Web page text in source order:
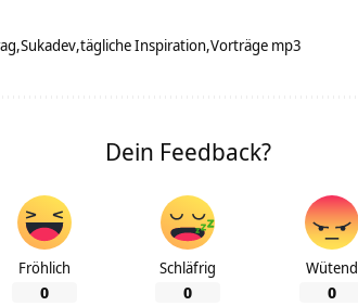
Sukadev tägliche Inspiration Vorträge mp3
Dein Feedback?
Fröhlich
0
Schläfrig
0
Wütend
0